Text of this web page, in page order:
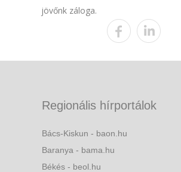
jövőnk záloga.
Regionális hírportálok
Bács-Kiskun - baon.hu
Baranya - bama.hu
Békés - beol.hu